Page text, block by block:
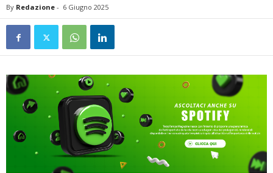
By Redazione - 6 Giugno 2025